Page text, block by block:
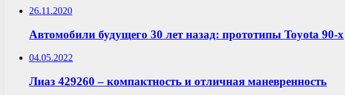
26.11.2020
Автомобили будущего 30 лет назад: прототипы Toyota 90-х
04.05.2022
Лиаз 429260 – компактность и отличная маневренность